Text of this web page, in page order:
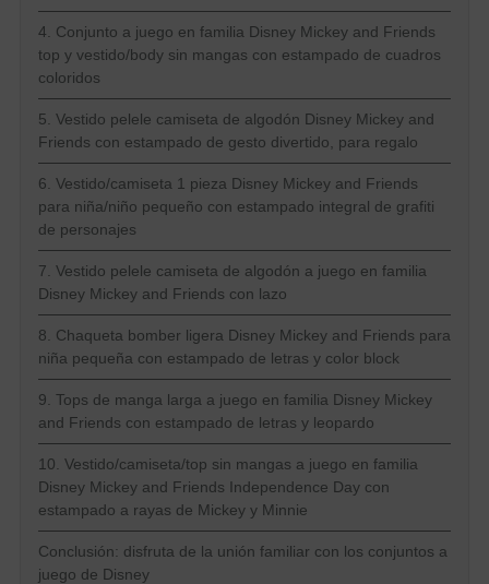
4. Conjunto a juego en familia Disney Mickey and Friends
top y vestido/body sin mangas con estampado de cuadros
coloridos
5. Vestido pelele camiseta de algodón Disney Mickey and
Friends con estampado de gesto divertido, para regalo
6. Vestido/camiseta 1 pieza Disney Mickey and Friends
para niña/niño pequeño con estampado integral de grafiti
de personajes
7. Vestido pelele camiseta de algodón a juego en familia
Disney Mickey and Friends con lazo
8. Chaqueta bomber ligera Disney Mickey and Friends para
niña pequeña con estampado de letras y color block
9. Tops de manga larga a juego en familia Disney Mickey
and Friends con estampado de letras y leopardo
10. Vestido/camiseta/top sin mangas a juego en familia
Disney Mickey and Friends Independence Day con
estampado a rayas de Mickey y Minnie
Conclusión: disfruta de la unión familiar con los conjuntos a
juego de Disney